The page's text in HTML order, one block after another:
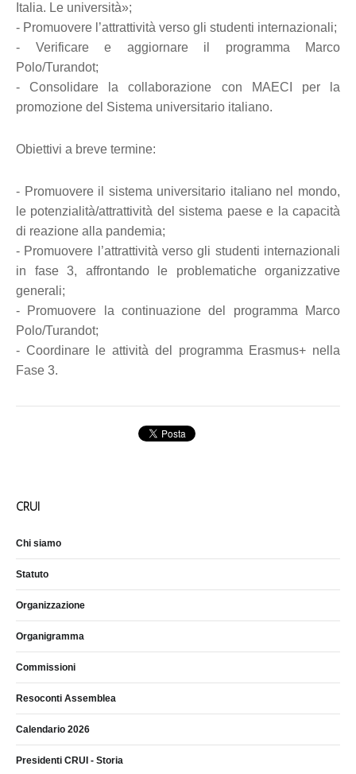
Italia. Le università»;
- Promuovere l’attrattività verso gli studenti internazionali;
- Verificare e aggiornare il programma Marco
Polo/Turandot;
- Consolidare la collaborazione con MAECI per la
promozione del Sistema universitario italiano.
Obiettivi a breve termine:
- Promuovere il sistema universitario italiano nel mondo,
le potenzialità/attrattività del sistema paese e la capacità
di reazione alla pandemia;
- Promuovere l’attrattività verso gli studenti internazionali
in fase 3, affrontando le problematiche organizzative
generali;
- Promuovere la continuazione del programma Marco
Polo/Turandot;
- Coordinare le attività del programma Erasmus+ nella
Fase 3.
CRUI
Chi siamo
Statuto
Organizzazione
Organigramma
Commissioni
Resoconti Assemblea
Calendario 2026
Presidenti CRUI - Storia